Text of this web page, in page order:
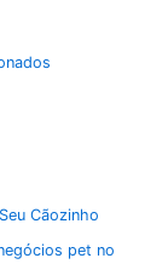
Cãozinho
pet no